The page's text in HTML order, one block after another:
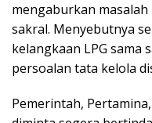
mengaburkan
sakral. Menyebutnya
kelangkaan LPG sama
persoalan tata kelola
Pemerintah,